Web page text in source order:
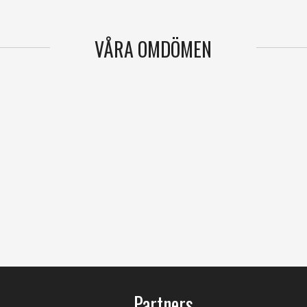
VÅRA OMDÖMEN